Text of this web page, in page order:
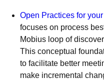
Open Practices for
focuses on process
Mobius loop of
This conceptual
to facilitate better
make incremental